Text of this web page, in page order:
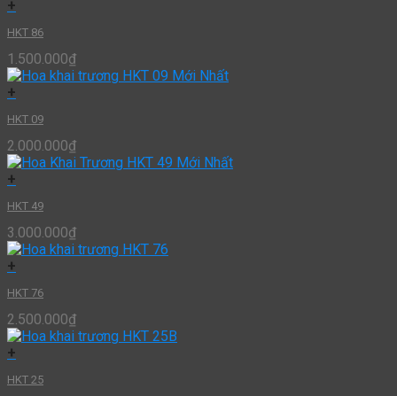
+
HKT 86
1.500.000₫
+
HKT 09
2.000.000₫
+
HKT 49
3.000.000₫
+
HKT 76
2.500.000₫
+
HKT 25